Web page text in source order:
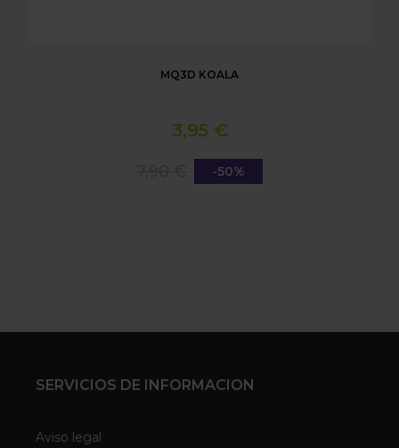
MQ3D KOALA
3,95 €
-50%
SERVICIOS DE INFORMACION
Aviso legal